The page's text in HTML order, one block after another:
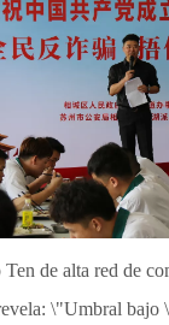
de alta red de
\"Umbral